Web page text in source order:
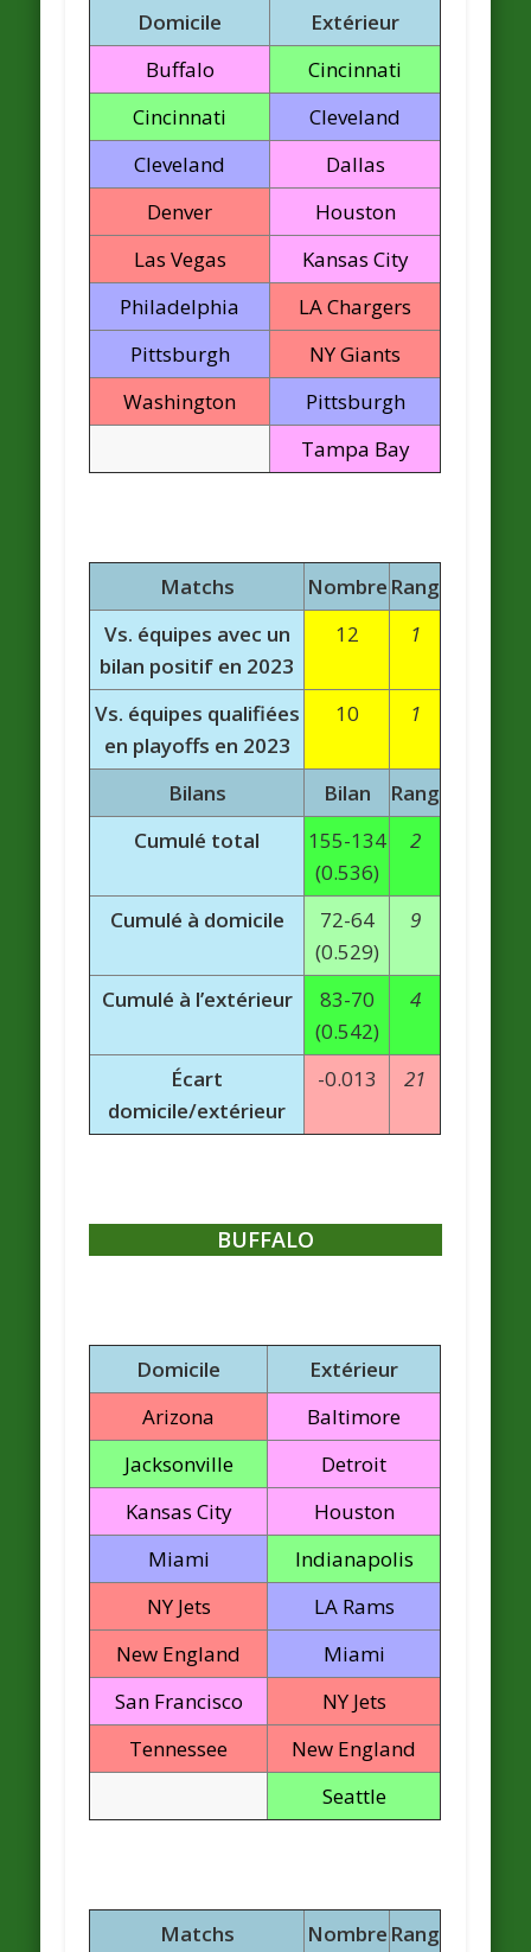
Domicile
Extérieur
Buffalo
Cincinnati
Cincinnati
Cleveland
Cleveland
Dallas
Denver
Houston
Las Vegas
Kansas City
Philadelphia
LA Chargers
Pittsburgh
NY Giants
Washington
Pittsburgh
Tampa Bay
Matchs Nombre Rang
Vs. équipes avec un
bilan positif en 2023
12 1
Vs. équipes qualifiées
en playoffs en 2023
10 1
Bilans Bilan
Rang
Cumulé total
155-134
(0.536)
2
Cumulé à domicile
72-64
(0.529)
9
Cumulé à l’extérieur
83-70
(0.542)
4
Écart
domicile/extérieur
-0.013 21
BUFFALO
Domicile
Extérieur
Arizona
Baltimore
Jacksonville
Detroit
Kansas City
Houston
Miami
Indianapolis
NY Jets
LA Rams
New England
Miami
San Francisco
NY Jets
Tennessee
New England
Seattle
Matchs Nombre Rang